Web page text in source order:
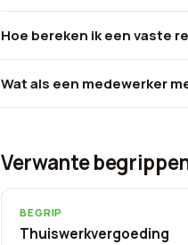
Hoe bereken ik een vaste
Wat als een medewerker
Verwante
BEGRIP
Thuiswerkvergoeding